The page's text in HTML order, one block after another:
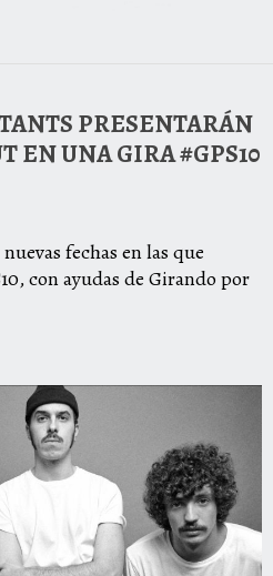
PRESENTARÁN
EN UNA GIRA #GPS10
fechas en las que
con ayudas de Girando por